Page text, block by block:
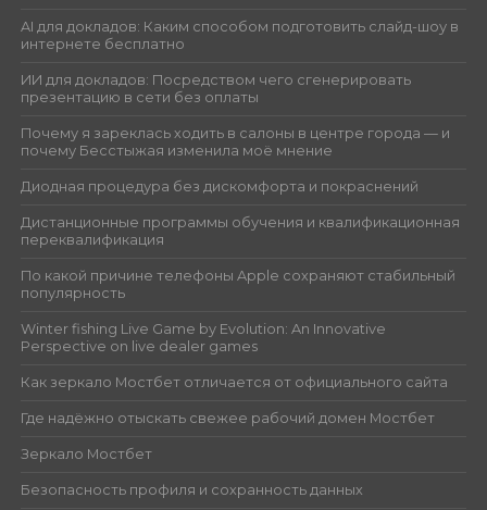
AI для докладов: Каким способом подготовить слайд-шоу в
интернете бесплатно
ИИ для докладов: Посредством чего сгенерировать
презентацию в сети без оплаты
Почему я зареклась ходить в салоны в центре города — и
почему Бесстыжая изменила моё мнение
Диодная процедура без дискомфорта и покраснений
Дистанционные программы обучения и квалификационная
переквалификация
По какой причине телефоны Apple сохраняют стабильный
популярность
Winter fishing Live Game by Evolution: An Innovative
Perspective on live dealer games
Как зеркало Мостбет отличается от официального сайта
Где надёжно отыскать свежее рабочий домен Мостбет
Зеркало Мостбет
Безопасность профиля и сохранность данных